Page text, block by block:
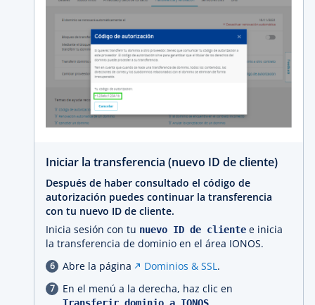
Iniciar la transferencia (nuevo ID de cliente)
Después de haber consultado el código de
autorización puedes continuar la transferencia
con tu nuevo ID de cliente.
Inicia sesión con tu nuevo ID de cliente e inicia
la transferencia de dominio en el área IONOS.
Abre la página
Dominios & SSL.
En el menú a la derecha, haz clic en